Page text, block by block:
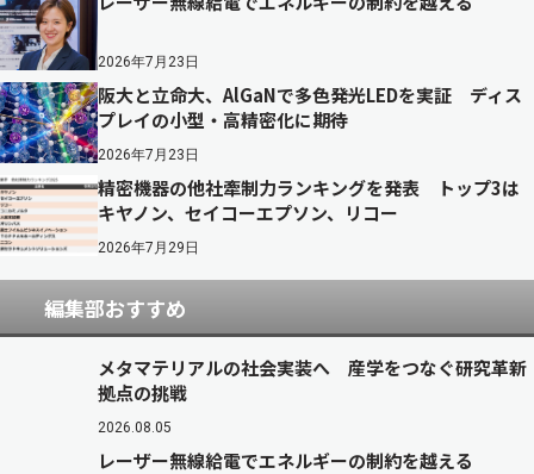
2026年7月23日
阪大と立命大、AlGaNで多色発光LEDを実証 ディス
プレイの小型・高精密化に期待
2026年7月23日
精密機器の他社牽制力ランキングを発表 トップ3は
キヤノン、セイコーエプソン、リコー
2026年7月29日
編集部おすすめ
メタマテリアルの社会実装へ 産学をつなぐ研究革新
拠点の挑戦
2026.08.05
レーザー無線給電でエネルギーの制約を越える